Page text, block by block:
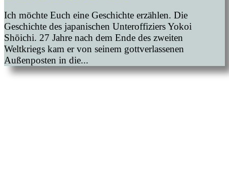
Ich möchte Euch eine Geschichte erzählen. Die
Geschichte des japanischen Unteroffiziers Yokoi
Shōichi. 27 Jahre nach dem Ende des zweiten
Weltkriegs kam er von seinem gottverlassenen
Außenposten in die...